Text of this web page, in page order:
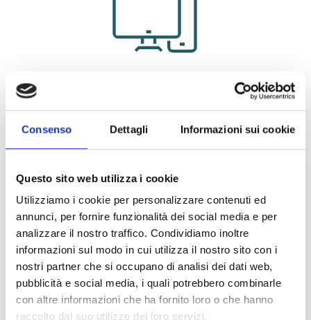
Consenso Dettagli Informazioni sui cookie
Questo sito web utilizza i cookie
Utilizziamo i cookie per personalizzare contenuti ed
annunci, per fornire funzionalità dei social media e per
analizzare il nostro traffico. Condividiamo inoltre
informazioni sul modo in cui utilizza il nostro sito con i
nostri partner che si occupano di analisi dei dati web,
pubblicità e social media, i quali potrebbero combinarle
con altre informazioni che ha fornito loro o che hanno
raccolto dal suo utilizzo dei loro servizi.
Scadenza Iscrizione:19/08/2026
SEDE ESAMI
Esami in 100 città:
Agrigento, Alessandria, Ancona, Andria, Aosta, Arezzo,
Avellino, Bari, Belluno, Benevento, Bergamo, Bologna,
Bolzano, Brescia, Brindisi, Cagliari, Caltanissetta,
Campobasso, Canicattì, Capo d’Orlando/Milazzo (ME),